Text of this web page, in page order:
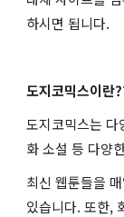
하시면 됩니다.
도지코믹스이란
도지코믹스는 다
화 소설 등 다양
최신 웹툰들을
있습니다. 또한,